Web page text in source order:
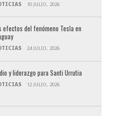
10 JULIO, 2026
efectos del fenómeno Tesla en
24 JULIO, 2026
y liderazgo para Santi Urrutia
12 JULIO, 2026